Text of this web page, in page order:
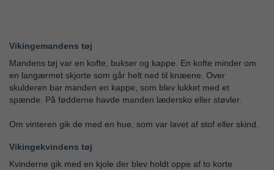
Vikingemandens tøj
Mandens tøj var en kofte, bukser og kappe. En kofte minder om
en langærmet skjorte som går helt ned til knæene. Over
skulderen bar manden en kappe, som blev lukket med et
spænde. På fødderne havde manden lædersko eller støvler.
Om vinteren gik de med en hue, som var lavet af stof eller skind.
Vikingekvindens tøj
Kvinderne gik med en kjole der blev holdt oppe af to korte